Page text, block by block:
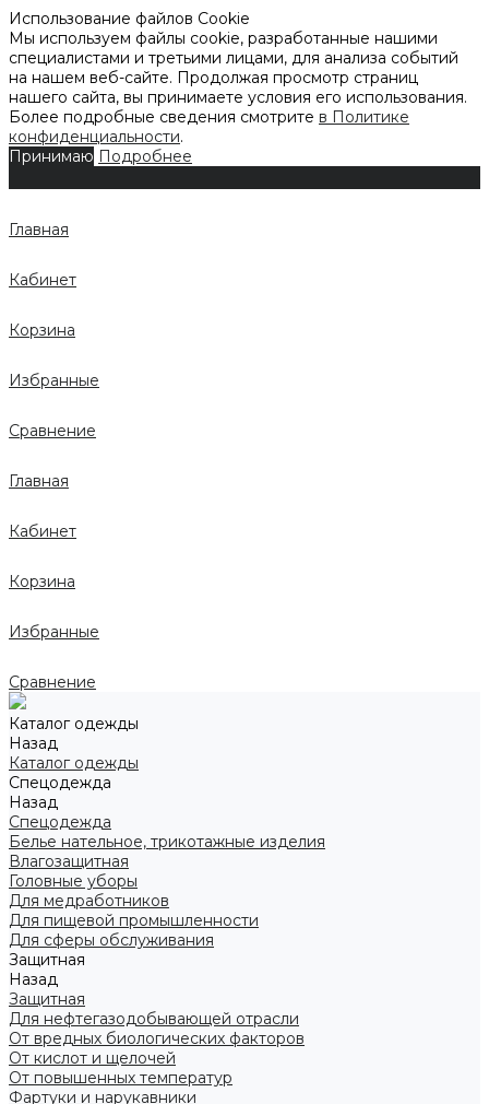
Использование файлов Cookie
Мы используем файлы cookie, разработанные нашими
специалистами и третьими лицами, для анализа событий
на нашем веб-сайте. Продолжая просмотр страниц
нашего сайта, вы принимаете условия его использования.
Более подробные сведения смотрите в Политике
конфиденциальности.
Принимаю Подробнее
Главная
Кабинет
Корзина
Избранные
Сравнение
Главная
Кабинет
Корзина
Избранные
Сравнение
Каталог одежды
Назад
Каталог одежды
Спецодежда
Назад
Спецодежда
Белье нательное, трикотажные изделия
Влагозащитная
Головные уборы
Для медработников
Для пищевой промышленности
Для сферы обслуживания
Защитная
Назад
Защитная
Для нефтегазодобывающей отрасли
От вредных биологических факторов
От кислот и щелочей
От повышенных температур
Фартуки и нарукавники